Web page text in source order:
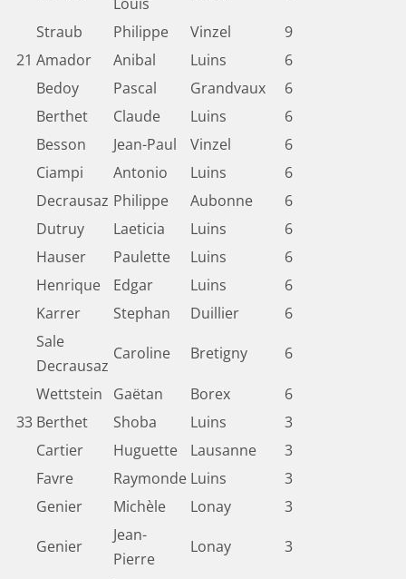
Straub Philippe Vinzel
9
21 Amador Anibal Luins
6
Bedoy
Pascal Grandvaux
6
Berthet
Claude Luins
6
Besson
Jean-Paul Vinzel
6
Ciampi
Antonio Luins
6
Decrausaz Philippe Aubonne
6
Dutruy
Laeticia Luins
6
Hauser
Paulette Luins
6
Henrique
Edgar Luins
6
Karrer
Stephan Duillier
6
Sale
Decrausaz
Caroline Bretigny 6
Wettstein Gaëtan Borex
6
33 Berthet Shoba Luins
3
Cartier
Huguette Lausanne
3
Favre
Raymonde Luins
3
Genier
Michèle Lonay
3
Genier
Jean-
Pierre
Lonay 3